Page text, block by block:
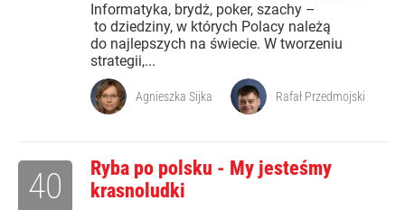
Informatyka, brydż, poker, szachy –
to dziedziny, w których Polacy należą
do najlepszych na świecie. W tworzeniu
strategii,...
Agnieszka Sijka Rafał Przedmojski
Ryba po polsku - My jesteśmy
krasnoludki
40